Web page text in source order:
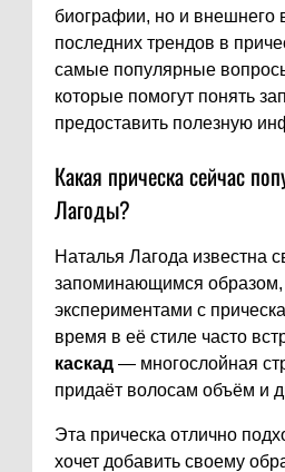
биографии, но и внешнего
последних трендов в
самые популярные
которые помогут понять
предоставить полезную
Какая прическа сейчас
Лагоды?
Наталья Лагода известна
запоминающимся образом,
экспериментами с
время в её стиле часто
каскад — многослойная
придаёт волосам объём и
Эта прическа отлично
хочет добавить своему